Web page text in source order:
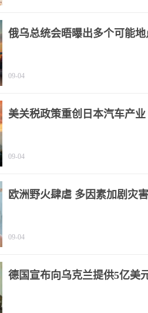
俄乌总统会晤曝出多个可能地
09-04
美关税政策重创日本汽车产业
09-04
欧洲野火肆虐 多因素加剧灾害
09-04
德国宣布向乌克兰提供5亿美